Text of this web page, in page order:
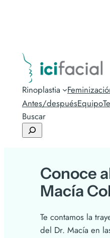
Rinoplastia
Antes/despuésEquipo
Buscar
Conoce
Macía
Te contamos la
del Dr. Macía en